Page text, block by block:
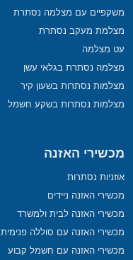
משקפיים עם מצלמה נסתרת
מצלמת מעקב נסתרת
עט מצלמה
מצלמה נסתרת בגלאי עשן
מצלמות נסתרות בשעון קיר
מצלמות נסתרות בשקע חשמל
מכשירי האזנה
אוזניות נסתרות
מכשירי האזנה ניידים
מכשירי האזנה לבית ולמשרד
מכשירי האזנה עם סוללה פנימית
מכשירי האזנה עם חשמל קבוע